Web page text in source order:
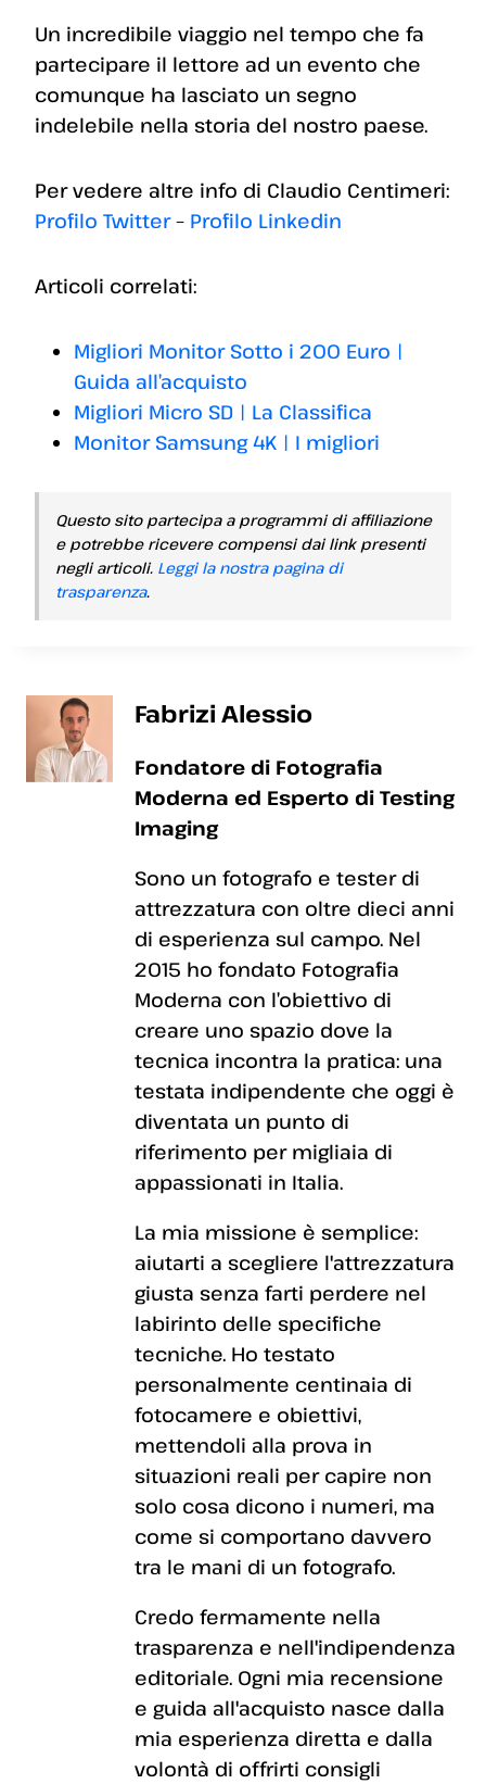
Un incredibile viaggio nel tempo che fa
partecipare il lettore ad un evento che
comunque ha lasciato un segno
indelebile nella storia del nostro paese.
Per vedere altre info di Claudio Centimeri:
Profilo Twitter– Profilo Linkedin
Articoli correlati:
Migliori Monitor Sotto i 200 Euro |
Guida all’acquisto
Migliori Micro SD | La Classifica
Monitor Samsung 4K | I migliori
Questo sito partecipa a programmi di affiliazione
e potrebbe ricevere compensi dai link presenti
negli articoli. Leggi la nostra pagina di
trasparenza.
Fabrizi Alessio
Fondatore di Fotografia
Moderna ed Esperto di Testing
Imaging
Sono un fotografo e tester di
attrezzatura con oltre dieci anni
di esperienza sul campo. Nel
2015 ho fondato Fotografia
Moderna con l’obiettivo di
creare uno spazio dove la
tecnica incontra la pratica: una
testata indipendente che oggi è
diventata un punto di
riferimento per migliaia di
appassionati in Italia.
La mia missione è semplice:
aiutarti a scegliere l'attrezzatura
giusta senza farti perdere nel
labirinto delle specifiche
tecniche. Ho testato
personalmente centinaia di
fotocamere e obiettivi,
mettendoli alla prova in
situazioni reali per capire non
solo cosa dicono i numeri, ma
come si comportano davvero
tra le mani di un fotografo.
Credo fermamente nella
trasparenza e nell'indipendenza
editoriale. Ogni mia recensione
e guida all'acquisto nasce dalla
mia esperienza diretta e dalla
volontà di offrirti consigli